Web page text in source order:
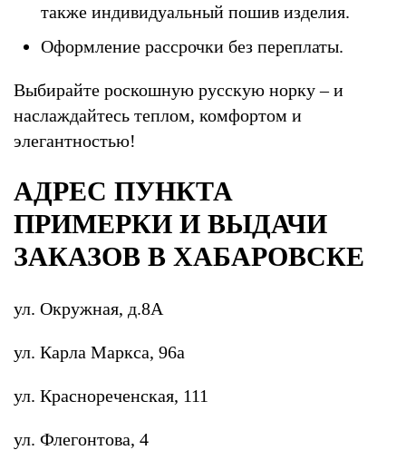
также индивидуальный пошив изделия.
Оформление рассрочки без переплаты.
Выбирайте роскошную русскую норку – и
наслаждайтесь теплом, комфортом и
элегантностью!
АДРЕС ПУНКТА
ПРИМЕРКИ И ВЫДАЧИ
ЗАКАЗОВ В ХАБАРОВСКЕ
ул. Окружная, д.8А
ул. Карла Маркса, 96а
ул. Краснореченская, 111
ул. Флегонтова, 4